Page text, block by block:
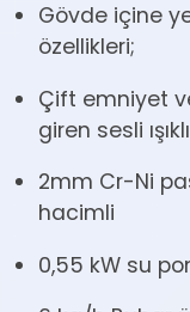
Gövde içine
özellikleri;
Çift emniyet
giren sesli
2mm Cr-Ni
hacimli
0,55 kW su